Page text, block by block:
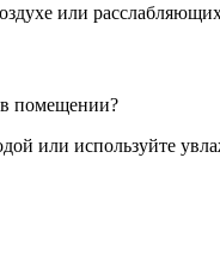
или
в помещении?
или используйте